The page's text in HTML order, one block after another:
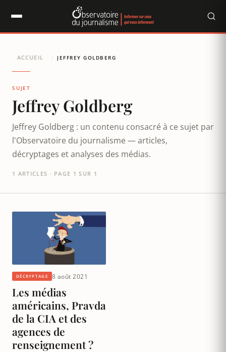
ACCUEIL / JEFFREY GOLDBERG
SUJET
Jeffrey Goldberg
Jeffrey Goldberg : un contenu consacré à ce sujet par
l'Observatoire du journalisme — articles,
décryptages et analyses des médias.
1 ARTICLES · PAGE 1 SUR 1
DÉCRYPTAGE 8 août 2021
Les médias
américains, Pravda
de la CIA et des
agences de
renseignement ?
Panneau de gestion des cookies